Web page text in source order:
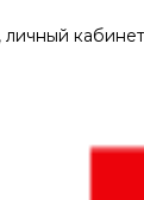
личный